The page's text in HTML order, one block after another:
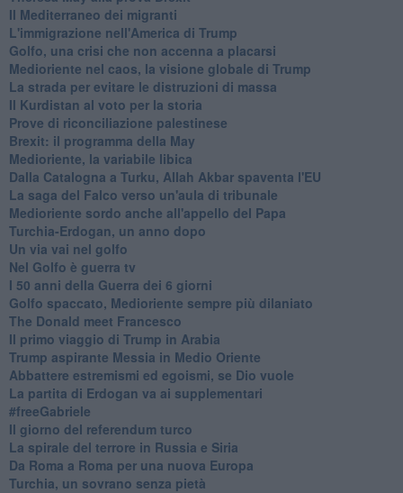
Il Mediterraneo dei migranti
L'immigrazione nell'America di Trump
Golfo, una crisi che non accenna a placarsi
Medioriente nel caos, la visione globale di Trump
La strada per evitare le distruzioni di massa
Il Kurdistan al voto per la storia
Prove di riconciliazione palestinese
Brexit: il programma della May
Medioriente, la variabile libica
Dalla Catalogna a Turku, Allah Akbar spaventa l'EU
La saga del Falco verso un'aula di tribunale
Medioriente sordo anche all'appello del Papa
Turchia-Erdogan, un anno dopo
Un via vai nel golfo
Nel Golfo è guerra tv
I 50 anni della Guerra dei 6 giorni
Golfo spaccato, Medioriente sempre più dilaniato
The Donald meet Francesco
Il primo viaggio di Trump in Arabia
Trump aspirante Messia in Medio Oriente
Abbattere estremismi ed egoismi, se Dio vuole
La partita di Erdogan va ai supplementari
#freeGabriele
Il giorno del referendum turco
La spirale del terrore in Russia e Siria
Da Roma a Roma per una nuova Europa
Turchia, un sovrano senza pietà